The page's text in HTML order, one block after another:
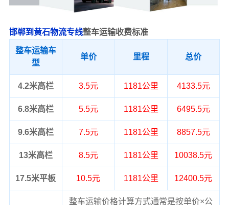
邯郸到黄石物流专线整车运输收费标准
整车运输车
型
单价 里程 总价
4.2米高栏 3.5元 1181公里 4133.5元
6.8米高栏 5.5元 1181公里 6495.5元
9.6米高栏 7.5元 1181公里 8857.5元
13米高栏 8.5元 1181公里 10038.5元
17.5米平板 10.5元 1181公里 12400.5元
整车运输价格计算方式通常是按单价×公